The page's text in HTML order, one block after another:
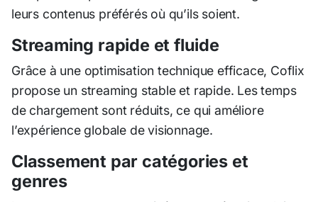
leurs contenus préférés où qu’ils soient.
Streaming rapide et fluide
Grâce à une optimisation technique efficace, Coflix
propose un streaming stable et rapide. Les temps
de chargement sont réduits, ce qui améliore
l’expérience globale de visionnage.
Classement par catégories et
genres